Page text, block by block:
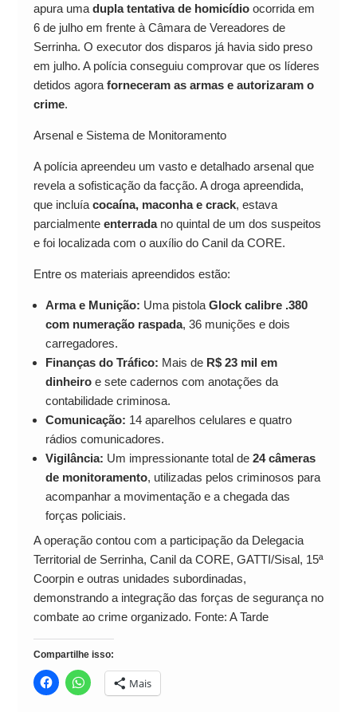
apura uma dupla tentativa de homicídioocorrida em
6 de julho em frente à Câmara de Vereadores de
Serrinha. O executor dos disparos já havia sido preso
em julho. A polícia conseguiu comprovar que os líderes
detidos agora forneceram as armas e autorizaram o
crime.
Arsenal e Sistema de Monitoramento
A polícia apreendeu um vasto e detalhado arsenal que
revela a sofisticação da facção. A droga apreendida,
que incluía cocaína, maconha e crack, estava
parcialmente enterradano quintal de um dos suspeitos
e foi localizada com o auxílio do Canil da CORE.
Entre os materiais apreendidos estão:
Arma e Munição: Uma pistola Glock calibre .380
com numeração raspada, 36 munições e dois
carregadores.
Finanças do Tráfico: Mais de R$ 23 mil em
dinheiroe sete cadernos com anotações da
contabilidade criminosa.
Comunicação: 14 aparelhos celulares e quatro
rádios comunicadores.
Vigilância: Um impressionante total de 24 câmeras
de monitoramento, utilizadas pelos criminosos para
acompanhar a movimentação e a chegada das
forças policiais.
A operação contou com a participação da Delegacia
Territorial de Serrinha, Canil da CORE, GATTI/Sisal, 15ª
Coorpin e outras unidades subordinadas,
demonstrando a integração das forças de segurança no
combate ao crime organizado. Fonte: A Tarde
Compartilhe isso:
Mais